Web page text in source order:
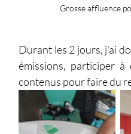
Grosse affluence
Durant les 2 jours, j'ai
émissions, participer
contenus pour faire du